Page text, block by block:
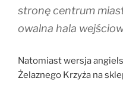
stronę centrum
owalna hala
Natomiast wersja
Żelaznego Krzyża na